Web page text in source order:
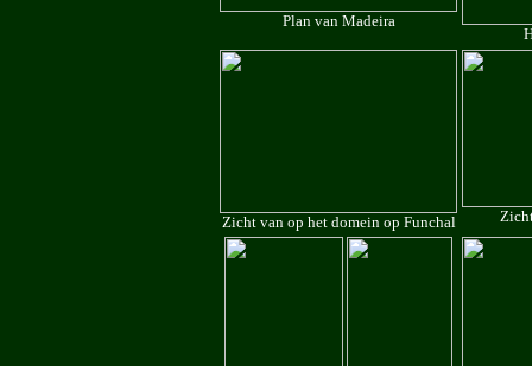
Plan van Madeira
Zicht van op het domein op Funchal